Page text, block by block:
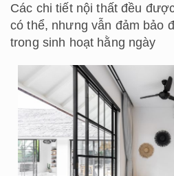
Các chi tiết nội thất đều
có thể, nhưng vẫn đảm bảo
trong sinh hoạt hằng ngày